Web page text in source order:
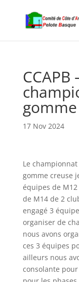
CCAPB
17 Nov 2024
Le
gomme creuse
équipes de
de M14 de 2
engagé 3
organiser de
nous avons
ces 3 équipes
ailleurs nous
consolante